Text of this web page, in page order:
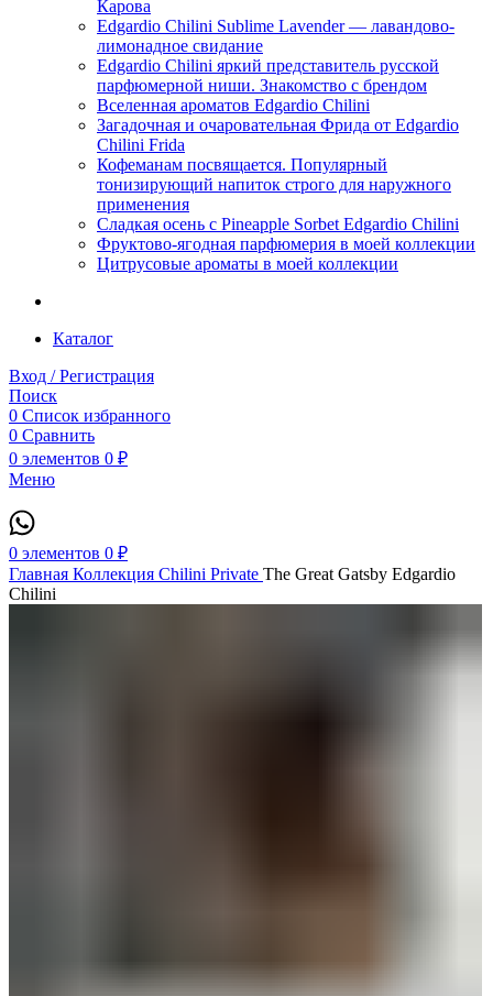
Карова
Edgardio Chilini Sublime Lavender — лавандово-
лимонадное свидание
Edgardio Chilini яркий представитель русской
парфюмерной ниши. Знакомство с брендом
Вселенная ароматов Edgardio Chilini
Загадочная и очаровательная Фрида от Edgardio
Chilini Frida
Кофеманам посвящается. Популярный
тонизирующий напиток строго для наружного
применения
Сладкая осень с Pineapple Sorbet Edgardio Chilini
Фруктово-ягодная парфюмерия в моей коллекции
​Цитрусовые ароматы в моей коллекции
Каталог
Вход / Регистрация
Поиск
0 Список избранного
0 Сравнить
0 элементов 0 ₽
Меню
0 элементов 0 ₽
Главная Коллекция Chilini Private The Great Gatsby Edgardio
Chilini